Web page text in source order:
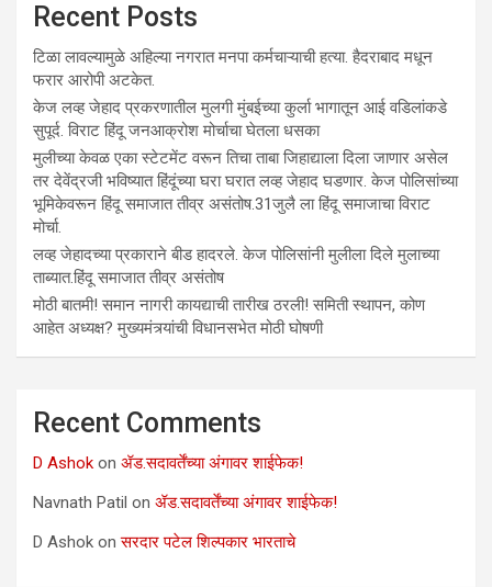
Recent Posts
टिळा लावल्यामुळे अहिल्या नगरात मनपा कर्मचाऱ्याची हत्या. हैदराबाद मधून
फरार आरोपी अटकेत.
केज लव्ह जेहाद प्रकरणातील मुलगी मुंबईच्या कुर्ला भागातून आई वडिलांकडे
सुपूर्द. विराट हिंदू जनआक्रोश मोर्चाचा घेतला धसका
मुलीच्या केवळ एका स्टेटमेंट वरून तिचा ताबा जिहाद्याला दिला जाणार असेल
तर देवेंद्रजी भविष्यात हिंदूंच्या घरा घरात लव्ह जेहाद घडणार. केज पोलिसांच्या
भूमिकेवरून हिंदू समाजात तीव्र असंतोष.31जुलै ला हिंदू समाजाचा विराट
मोर्चा.
लव्ह जेहादच्या प्रकाराने बीड हादरले. केज पोलिसांनी मुलीला दिले मुलाच्या
ताब्यात.हिंदू समाजात तीव्र असंतोष
मोठी बातमी! समान नागरी कायद्याची तारीख ठरली! समिती स्थापन, कोण
आहेत अध्यक्ष? मुख्यमंत्र्यांची विधानसभेत मोठी घोषणी
Recent Comments
D Ashok on ॲड.सदावर्तेंच्या अंगावर शाईफेक!
Navnath Patil on ॲड.सदावर्तेंच्या अंगावर शाईफेक!
D Ashok onसरदार पटेल शिल्पकार भारताचे